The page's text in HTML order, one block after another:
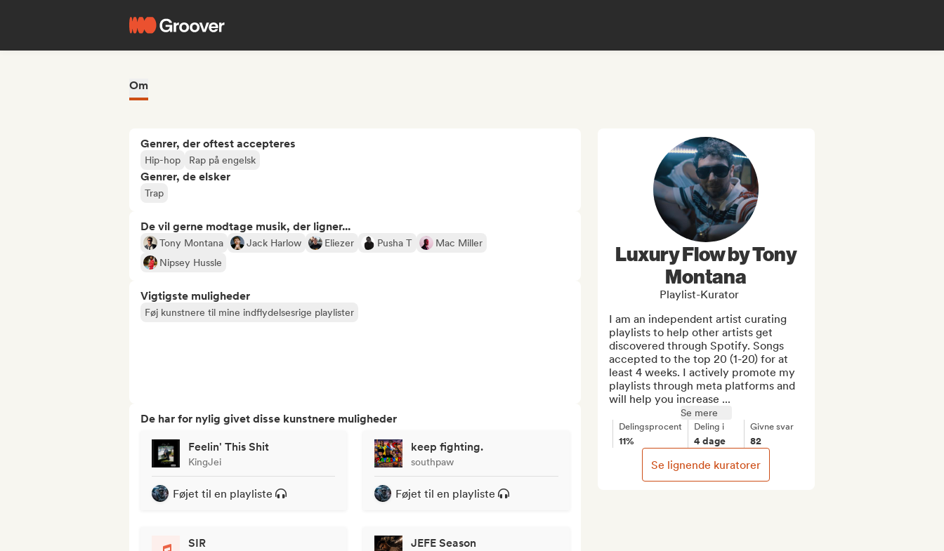
Om
Genrer, der oftest accepteres
Hip-hop Rap på engelsk
Genrer, de elsker
Trap
De vil gerne modtage musik, der ligner...
Tony Montana Jack Harlow Eliezer Pusha T
Mac Miller
Nipsey Hussle
Vigtigste muligheder
Føj kunstnere til mine indflydelsesrige playlister
De har for nylig givet disse kunstnere muligheder
Feelin' This Shit
KingJei
Føjet til en playliste
keep fighting.
southpaw
Føjet til en playliste
SIR JEFE Season
Luxury Flow by Tony
Montana
Playlist-Kurator
I am an independent artist curating
playlists to help other artists get
discovered through Spotify. Songs
accepted to the top 20 (1-20) for at
least 4 weeks. I actively promote my
playlists through meta platforms and
will help you increase ...
Se mere
Delingsprocent
11%
Deling i
4 dage
Givne svar
82
Se lignende kuratorer